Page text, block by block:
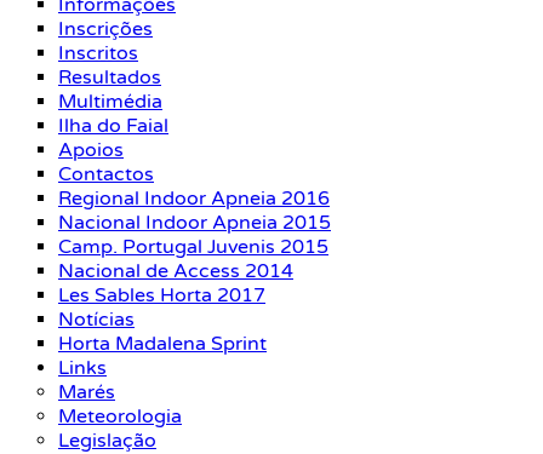
Informações
Inscrições
Inscritos
Resultados
Multimédia
Ilha do Faial
Apoios
Contactos
Regional Indoor Apneia 2016
Nacional Indoor Apneia 2015
Camp. Portugal Juvenis 2015
Nacional de Access 2014
Les Sables Horta 2017
Notícias
Horta Madalena Sprint
Links
Marés
Meteorologia
Legislação